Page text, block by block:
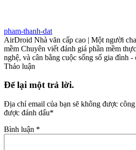
pham-thanh-dat
AirDroid Nhà văn cấp cao | Một người
mềm Chuyên viết đánh giá phần mềm
nghệ, và cân bằng cuộc sống số gia đình -
Thảo luận
Để lại một trả lời.
Địa chỉ email của bạn sẽ không được công
được đánh dấu*
Bình luận *